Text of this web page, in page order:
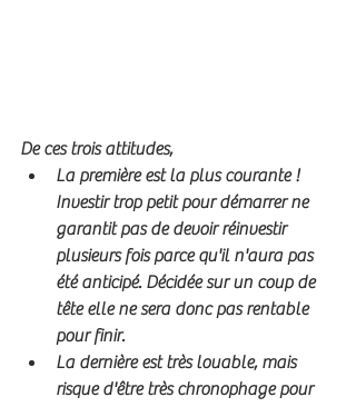
De ces trois attitudes,
La première est la plus courante !
Investir trop petit pour démarrer ne
garantit pas de devoir réinvestir
plusieurs fois parce qu'il n'aura pas
été anticipé. Décidée sur un coup de
tête elle ne sera donc pas rentable
pour finir.
La dernière est très louable, mais
risque d'être très chronophage pour